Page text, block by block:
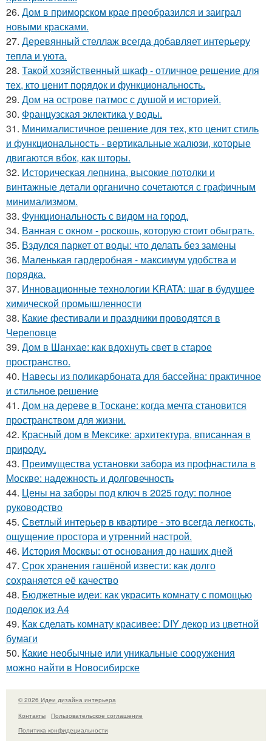
26. Дом в приморском крае преобразился и заиграл
новыми красками.
27. Деревянный стеллаж всегда добавляет интерьеру
тепла и уюта.
28. Такой хозяйственный шкаф - отличное решение для
тех, кто ценит порядок и функциональность.
29. Дом на острове патмос с душой и историей.
30. Французская эклектика у воды.
31. Минималистичное решение для тех, кто ценит стиль
и функциональность - вертикальные жалюзи, которые
двигаются вбок, как шторы.
32. Историческая лепнина, высокие потолки и
винтажные детали органично сочетаются с графичным
минимализмом.
33. Функциональность с видом на город.
34. Ванная с окном - роскошь, которую стоит обыграть.
35. Вздулся паркет от воды: что делать без замены
36. Маленькая гардеробная - максимум удобства и
порядка.
37. Инновационные технологии KRATA: шаг в будущее
химической промышленности
38. Какие фестивали и праздники проводятся в
Череповце
39. Дом в Шанхае: как вдохнуть свет в старое
пространство.
40. Навесы из поликарбоната для бассейна: практичное
и стильное решение
41. Дом на дереве в Тоскане: когда мечта становится
пространством для жизни.
42. Красный дом в Мексике: архитектура, вписанная в
природу.
43. Преимущества установки забора из профнастила в
Москве: надежность и долговечность
44. Цены на заборы под ключ в 2025 году: полное
руководство
45. Светлый интерьер в квартире - это всегда легкость,
ощущение простора и утренний настрой.
46. История Москвы: от основания до наших дней
47. Срок хранения гашёной извести: как долго
сохраняется её качество
48. Бюджетные идеи: как украсить комнату с помощью
поделок из А4
49. Как сделать комнату красивее: DIY декор из цветной
бумаги
50. Какие необычные или уникальные сооружения
можно найти в Новосибирске
© 2026 Идеи дизайна интерьера
Контакты
Пользовательское соглашение
Политика конфидециальности